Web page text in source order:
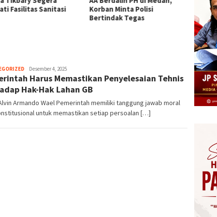
Fasilitas Sanitasi
Korban Minta Polisi
Bertindak Tegas
Herman.
Damanik
Desember 4, 2025
Harus Memastikan Penyelesaian Tehnis
Hak-Hak Lahan GB
Armando Wael Pemerintah memiliki tanggung jawab moral
untuk memastikan setiap persoalan […]